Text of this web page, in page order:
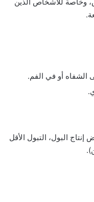
وخاصة للأشخاص الذين
الشفاه أو في الفم.
البول، التبول الأقل